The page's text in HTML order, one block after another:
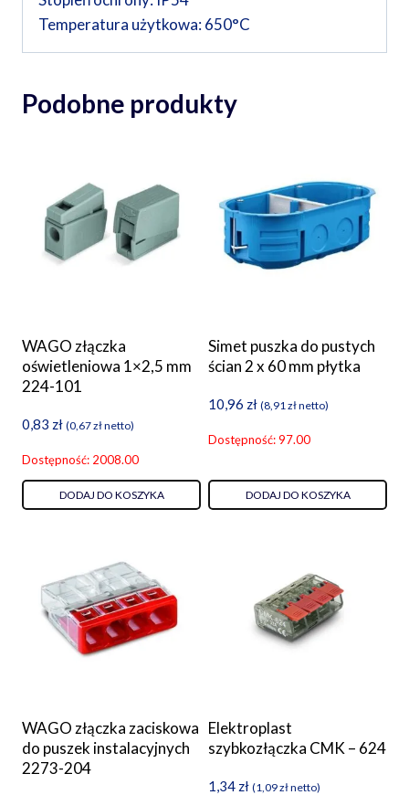
Temperatura użytkowa: 650°C
Podobne produkty
WAGO złączka
oświetleniowa 1×2,5 mm
224-101
0,83 zł (0,67złnetto)
Dostępność: 2008.00
DODAJ DO KOSZYKA
Simet puszka do pustych
ścian 2 x 60 mm płytka
10,96 zł (8,91złnetto)
Dostępność: 97.00
DODAJ DO KOSZYKA
WAGO złączka zaciskowa
do puszek instalacyjnych
2273-204
Elektroplast
szybkozłączka CMK – 624
1,34 zł (1,09złnetto)